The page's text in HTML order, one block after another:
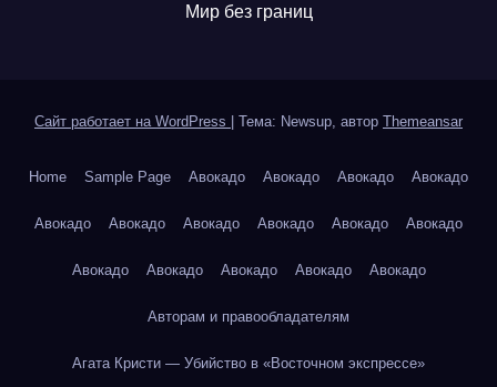
Мир без границ
Сайт работает на WordPress Тема: Newsup, автор Themeansar
Home Sample Page Авокадо Авокадо Авокадо Авокадо
Авокадо Авокадо Авокадо Авокадо Авокадо Авокадо
Авокадо Авокадо Авокадо Авокадо Авокадо
Авторам и правообладателям
Агата Кристи — Убийство в «Восточном экспрессе»